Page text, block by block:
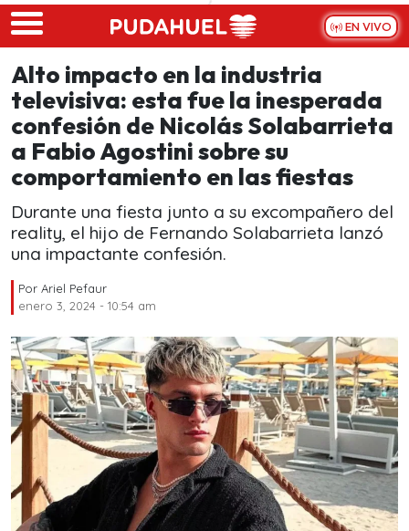
Skip to main content
EN VIVO
Alto impacto en la industria
televisiva: esta fue la inesperada
confesión de Nicolás Solabarrieta
a Fabio Agostini sobre su
comportamiento en las fiestas
Durante una fiesta junto a su excompañero del
reality, el hijo de Fernando Solabarrieta lanzó
una impactante confesión.
Por Ariel Pefaur
enero 3, 2024 - 10:54 am